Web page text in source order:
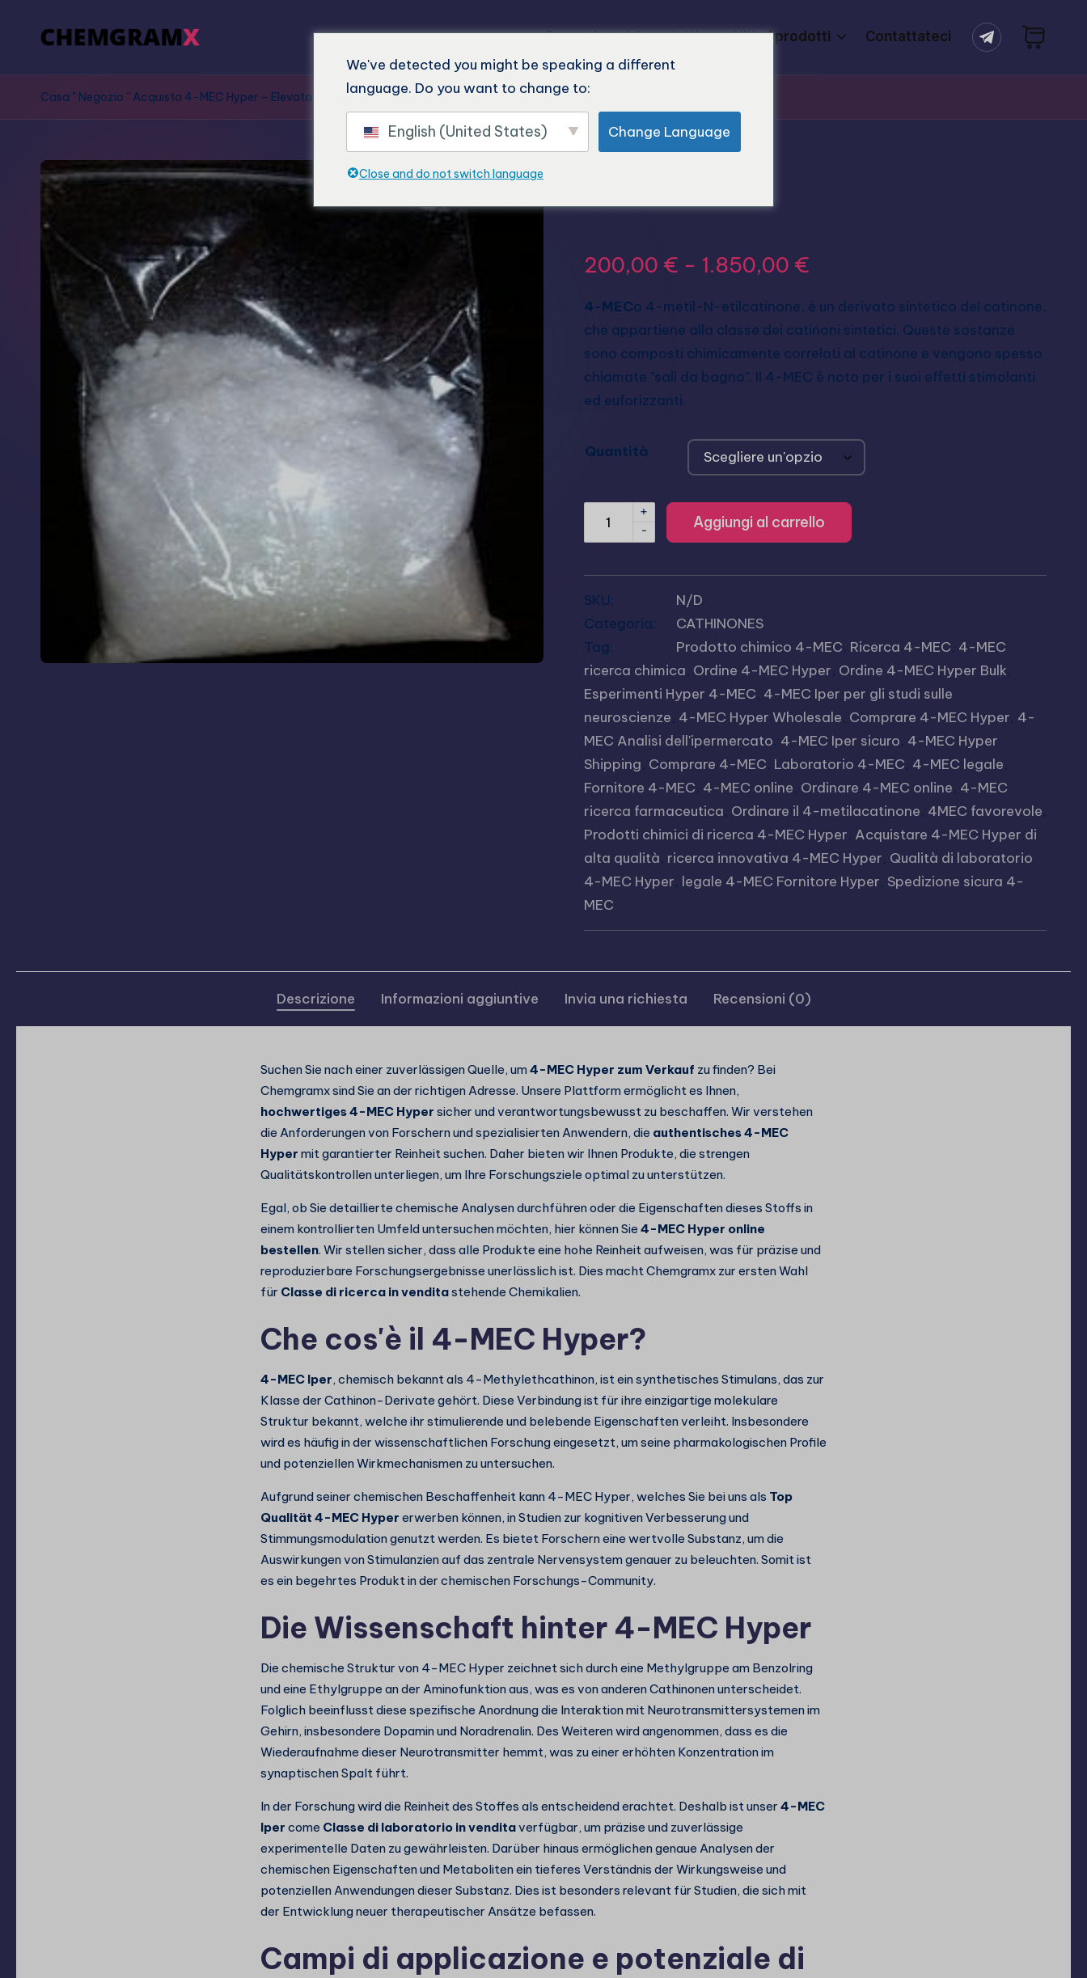
Casa I nostri prodotti Ultimi prodotti Contattateci
Casa " Negozio " Acquista 4-MEC Hyper – Elevata purezza e ricerca
Elevata purezza e ricerca
200,00 € - 1.850,00 €
4-MECo 4-metil-N-etilcatinone, è un derivato sintetico del catinone,
che appartiene alla classe dei catinoni sintetici. Queste sostanze
sono composti chimicamente correlati al catinone e vengono spesso
chiamate "sali da bagno". Il 4-MEC è noto per i suoi effetti stimolanti
ed euforizzanti.
Quantità
-
+
Aggiungi al carrello
SKU:
N/D
Categoria:
CATHINONES
Tag:
Prodotto chimico 4-MEC, Ricerca 4-MEC, 4-MEC
ricerca chimica, Ordine 4-MEC Hyper, Ordine 4-MEC Hyper Bulk,
Esperimenti Hyper 4-MEC, 4-MEC Iper per gli studi sulle
neuroscienze, 4-MEC Hyper Wholesale, Comprare 4-MEC Hyper, 4-
MEC Analisi dell'ipermercato, 4-MEC Iper sicuro, 4-MEC Hyper
Shipping, Comprare 4-MEC, Laboratorio 4-MEC, 4-MEC legale,
Fornitore 4-MEC, 4-MEC online, Ordinare 4-MEC online, 4-MEC
ricerca farmaceutica, Ordinare il 4-metilacatinone, 4MEC favorevole,
Prodotti chimici di ricerca 4-MEC Hyper, Acquistare 4-MEC Hyper di
alta qualità, ricerca innovativa 4-MEC Hyper, Qualità di laboratorio
4-MEC Hyper, legale 4-MEC Fornitore Hyper, Spedizione sicura 4-
MEC
Descrizione Informazioni aggiuntive Invia una richiesta Recensioni (0)
Suchen Sie nach einer zuverlässigen Quelle, um4-MEC Hyper zum Verkauf zu finden? Bei
Chemgramx sind Sie an der richtigen Adresse. Unsere Plattform ermöglicht es Ihnen,
hochwertiges 4-MEC Hyper sicher und verantwortungsbewusst zu beschaffen. Wir verstehen
die Anforderungen von Forschern und spezialisierten Anwendern, die authentisches 4-MEC
Hyper mit garantierter Reinheit suchen. Daher bieten wir Ihnen Produkte, die strengen
Qualitätskontrollen unterliegen, um Ihre Forschungsziele optimal zu unterstützen.
Egal, ob Sie detaillierte chemische Analysen durchführen oder die Eigenschaften dieses Stoffs in
einem kontrollierten Umfeld untersuchen möchten, hier können Sie 4-MEC Hyper online
bestellen. Wir stellen sicher, dass alle Produkte eine hohe Reinheit aufweisen, was für präzise und
reproduzierbare Forschungsergebnisse unerlässlich ist. Dies macht Chemgramx zur ersten Wahl
für Classe di ricerca in venditastehende Chemikalien.
Che cos'è il 4-MEC Hyper?
4-MEC Iper, chemisch bekannt als 4-Methylethcathinon, ist ein synthetisches Stimulans, das zur
Klasse der Cathinon-Derivate gehört. Diese Verbindung ist für ihre einzigartige molekulare
Struktur bekannt, welche ihr stimulierende und belebende Eigenschaften verleiht. Insbesondere
wird es häufig in der wissenschaftlichen Forschung eingesetzt, um seine pharmakologischen Profile
und potenziellen Wirkmechanismen zu untersuchen.
Aufgrund seiner chemischen Beschaffenheit kann 4-MEC Hyper, welches Sie bei uns als Top
Qualität 4-MEC Hyper erwerben können, in Studien zur kognitiven Verbesserung und
Stimmungsmodulation genutzt werden. Es bietet Forschern eine wertvolle Substanz, um die
Auswirkungen von Stimulanzien auf das zentrale Nervensystem genauer zu beleuchten. Somit ist
es ein begehrtes Produkt in der chemischen Forschungs-Community.
Die Wissenschaft hinter 4-MEC Hyper
Die chemische Struktur von 4-MEC Hyper zeichnet sich durch eine Methylgruppe am Benzolring
und eine Ethylgruppe an der Aminofunktion aus, was es von anderen Cathinonen unterscheidet.
Folglich beeinflusst diese spezifische Anordnung die Interaktion mit Neurotransmittersystemen im
Gehirn, insbesondere Dopamin und Noradrenalin. Des Weiteren wird angenommen, dass es die
Wiederaufnahme dieser Neurotransmitter hemmt, was zu einer erhöhten Konzentration im
synaptischen Spalt führt.
In der Forschung wird die Reinheit des Stoffes als entscheidend erachtet. Deshalb ist unser 4-MEC
Iper come Classe di laboratorio in venditaverfügbar, um präzise und zuverlässige
experimentelle Daten zu gewährleisten. Darüber hinaus ermöglichen genaue Analysen der
chemischen Eigenschaften und Metaboliten ein tieferes Verständnis der Wirkungsweise und
potenziellen Anwendungen dieser Substanz. Dies ist besonders relevant für Studien, die sich mit
der Entwicklung neuer therapeutischer Ansätze befassen.
Campi di applicazione e potenziale di
We've detected you might be speaking a different
language. Do you want to change to:
English (United States) Change Language
Close and do not switch language